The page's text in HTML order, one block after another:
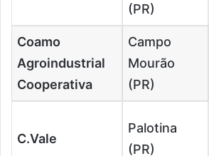
(PR)
Coamo
Agroindustrial
Cooperativa
Campo
Mourão
(PR)
C.Vale
Palotina
(PR)